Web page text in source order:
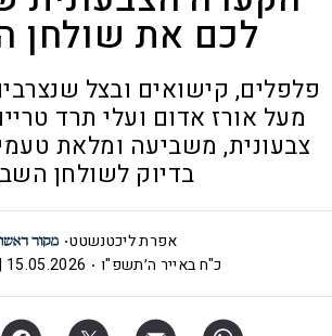
לכם את שולחן
פלפלים, קישואים ובצל
מעל אורז אדום ועלי תרד
צבעונית, משביעה ומלאת
בדיוק לשולחן
אפרת ליכטנשטט
כ"ח באייר ה׳תשפ"ו
15.05.2026 | 06:38